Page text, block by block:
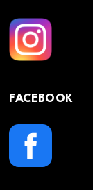
FACEBOOK